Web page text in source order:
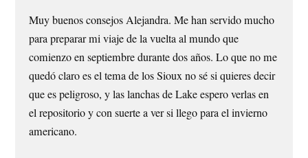
Muy buenos consejos Alejandra. Me han servido mucho
para preparar mi viaje de la vuelta al mundo que
comienzo en septiembre durante dos años. Lo que no me
quedó claro es el tema de los Sioux no sé si quieres decir
que es peligroso, y las lanchas de Lake espero verlas en
el repositorio y con suerte a ver si llego para el invierno
americano.